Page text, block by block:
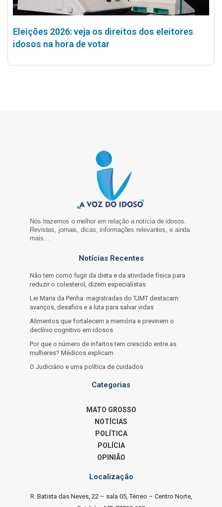
Eleições 2026: veja os direitos dos eleitores
idosos na hora de votar
Nós trazemos o melhor em relação a notícia de idosos.
Revistas, jornais, dicas, informações relevantes, e ainda
mais…
Notícias Recentes
Não tem como fugir da dieta e da atividade física para
reduzir o colesterol, dizem especialistas
Lei Maria da Penha: magistradas do TJMT destacam
avanços, desafios e a luta para salvar vidas
Alimentos que fortalecem a memória e previnem o
declínio cognitivo em idosos
Por que o número de infartos tem crescido entre as
mulheres? Médicos explicam
O Judiciário e uma política de cuidados
Categorias
MATO GROSSO
NOTÍCIAS
POLÍTICA
POLÍCIA
OPINIÃO
Localização
R. Batista das Neves, 22 – sala 05, Térreo – Centro Norte,